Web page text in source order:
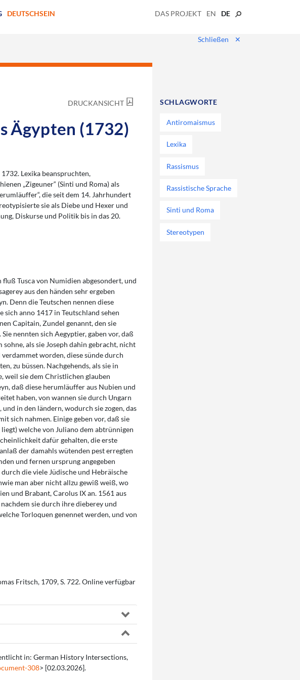
DEUTSCHSEIN DAS PROJEKT EN DE
Schließen ✕
DRUCKANSICHT
Ägypten (1732)
Lexika beanspruchten,
„Zigeuner“ (Sinti und Roma) als
die seit dem 14. Jahrhundert
sie als Diebe und Hexer und
Diskurse und Politik bis in das 20.
Tusca von Numidien abgesondert, und
aus den händen sehr ergeben
Denn die Teutschen nennen diese
anno 1417 in Teutschland sehen
Capitain, Zundel genannt, den sie
nennten sich Aegyptier, gaben vor, daß
als sie Joseph dahin gebracht, nicht
worden, diese sünde durch
zu büssen. Nachgehends, als sie in
weil sie dem Christlichen glauben
daß diese herumläuffer aus Nubien und
haben, von wannen sie durch Ungarn
in den ländern, wodurch sie zogen, das
sich nahmen. Einige geben vor, daß sie
welche von Juliano dem abtrünnigen
dafür gehalten, die erste
der damahls wütenden pest erregten
und fernen ursprung angegeben
die viele Jüdische und Hebräische
man aber nicht allzu gewiß weiß, wo
und Brabant, Carolus IX an. 1561 aus
sie durch ihre dieberey und
Torloquen genennet werden, und von
Fritsch, 1709, S. 722. Online verfügbar
in: German History Intersections,
308> [02.03.2026].
SCHLAGWORTE
Antiromaismus
Lexika
Rassismus
Rassistische Sprache
Sinti und Roma
Stereotypen